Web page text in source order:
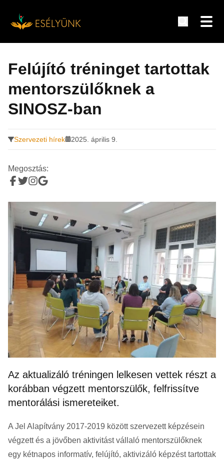
tartalomra
Felújító tréninget tartottak
mentorszülőknek a
SINOSZ-ban
Szervezeti hírek 2025. április 9.
Megosztás:
Az aktualizáló tréningen lelkesen vettek részt a
korábban végzett mentorszülők, felfrissítve
mentorálási ismereteiket.
A Jel Alapítvány 2017-2019 között szervezett képzésein
végzett és a jövőben aktivitást vállaló mentorszülőknek
egy kétnapos informatív, felújító, aktivizáló képzést tartottak